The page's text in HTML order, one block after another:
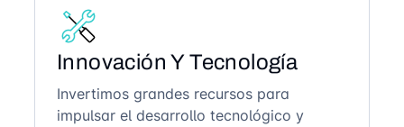
Innovación Y Tecnología
Invertimos grandes recursos para
impulsar el desarrollo tecnológico y